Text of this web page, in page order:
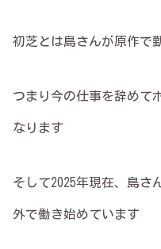
初芝とは島さんが原作で
つまり今の仕事を辞めて
なります
そして2025年現在、島さ
外で働き始めています